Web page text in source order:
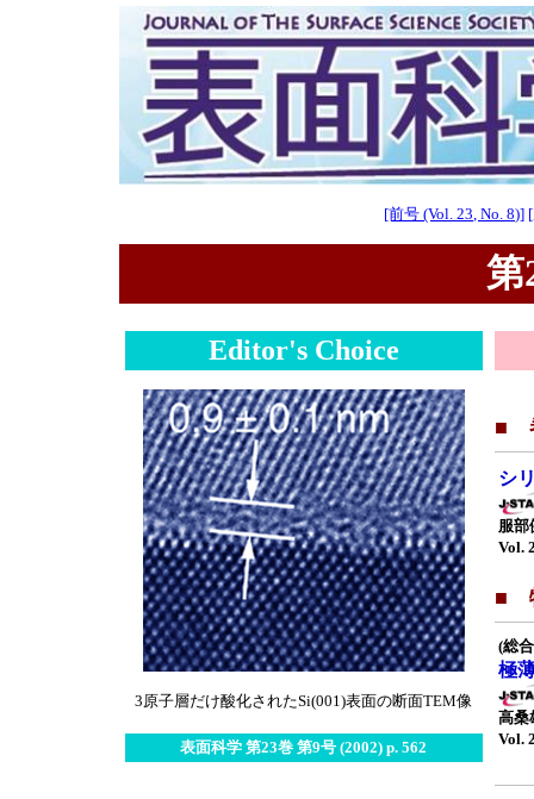
[前号 (Vol. 23, No. 8)]
第
Editor's Choice
3原子層だけ酸化されたSi(001)表面の断面TEM像
表面科学 第23巻 第9号 (2002) p. 562
■
シ
服部
Vol.
■
(総
極
高桑
Vol.